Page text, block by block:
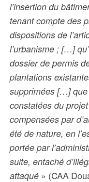
l’insertion du
tenant compte des
dispositions de
l’urbanisme ; […]
dossier de permis
plantations
supprimées […]
constatées du
compensées par
été de nature, en
portée par
suite, entaché
attaqué » (CAA